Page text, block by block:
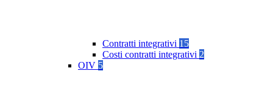
Contratti integrativi 15
Costi contratti integrativi 2
OIV 5